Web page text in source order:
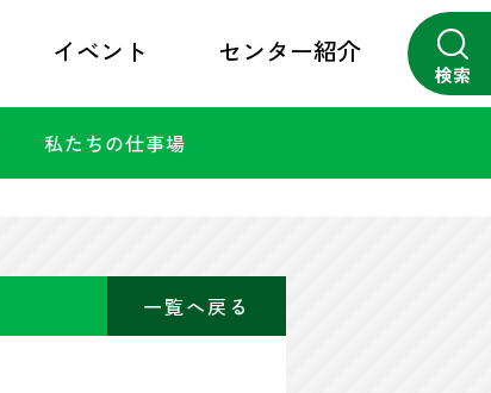
検索
イベント センター紹介
私たちの仕事場
一覧へ戻る